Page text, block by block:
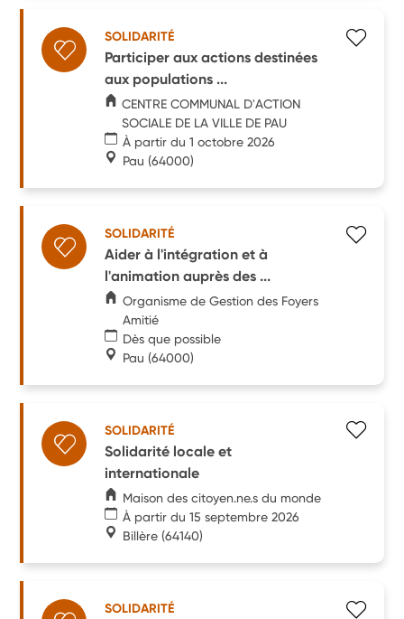
SOLIDARITÉ
Participer aux actions destinées
aux populations ...
CENTRE COMMUNAL D'ACTION
SOCIALE DE LA VILLE DE PAU
À partir du 1 octobre 2026
Pau (64000)
SOLIDARITÉ
Aider à l'intégration et à
l'animation auprès des ...
Organisme de Gestion des Foyers
Amitié
Dès que possible
Pau (64000)
SOLIDARITÉ
Solidarité locale et
internationale
Maison des citoyen.ne.s du monde
À partir du 15 septembre 2026
Billère (64140)
SOLIDARITÉ